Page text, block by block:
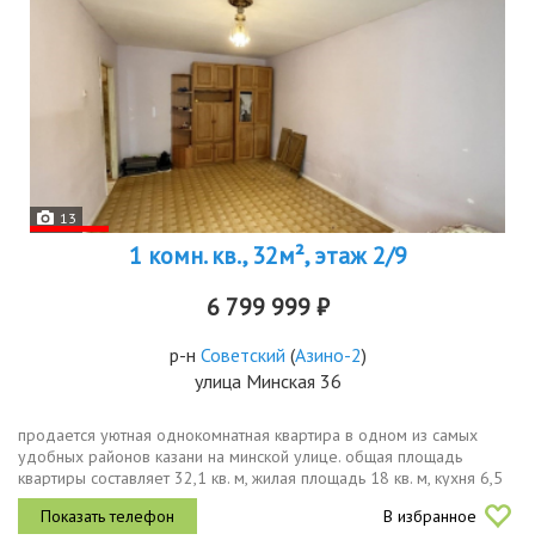
13
1 комн. кв., 32м², этаж 2/9
6 799 999 ₽
р-н Советский (Азино-2)
улица Минская 36
продается уютная однокомнатная квартира в одном из самых
удобных районов казани на минской улице. общая площадь
квартиры составляет 32,1 кв. м, жилая площадь 18 кв. м, кухня 6,5
кв. м. квартира расположена на 2 этаже 9этажного панельного
дома,...
В избранное